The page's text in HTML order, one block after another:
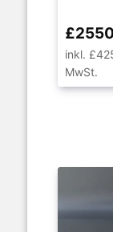
inkl.
MwSt.